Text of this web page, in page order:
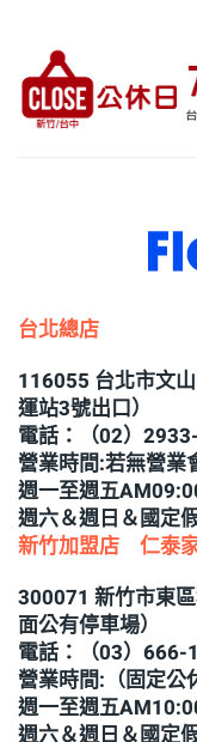
台北總店
116055 台北市文
運站3號出口）
電話：（02）
營業時間:若無營業
週一至週五
週六＆週日＆國定
新竹加盟店 仁泰
300071 新竹市東
面公有停車場）
電話：（03）
營業時間:（固定公
週一至週五
週六＆週日＆國定